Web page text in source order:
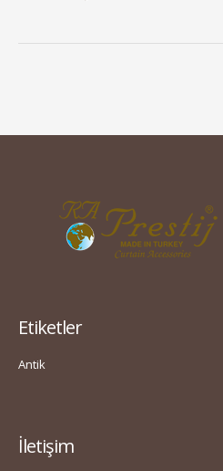
Etiketler
Antik
İletişim